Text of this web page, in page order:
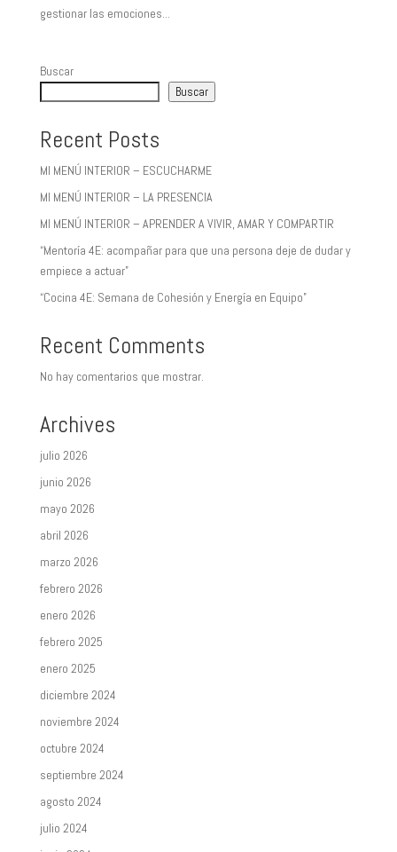
gestionar las emociones...
Buscar
Buscar
Recent Posts
MI MENÚ INTERIOR – ESCUCHARME
MI MENÚ INTERIOR – LA PRESENCIA
MI MENÚ INTERIOR – APRENDER A VIVIR, AMAR Y COMPARTIR
“Mentoría 4E: acompañar para que una persona deje de dudar y
empiece a actuar”
“Cocina 4E: Semana de Cohesión y Energía en Equipo”
Recent Comments
No hay comentarios que mostrar.
Archives
julio 2026
junio 2026
mayo 2026
abril 2026
marzo 2026
febrero 2026
enero 2026
febrero 2025
enero 2025
diciembre 2024
noviembre 2024
octubre 2024
septiembre 2024
agosto 2024
julio 2024